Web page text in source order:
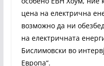
цена на електрична
возможно да ни
на електричната
Бислимовски во
Европа“.